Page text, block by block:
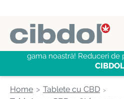
CUMPĂRĂ 3, PLĂTEȘTE
gama noastră! Reduceri de
Home
Tablete cu CBD